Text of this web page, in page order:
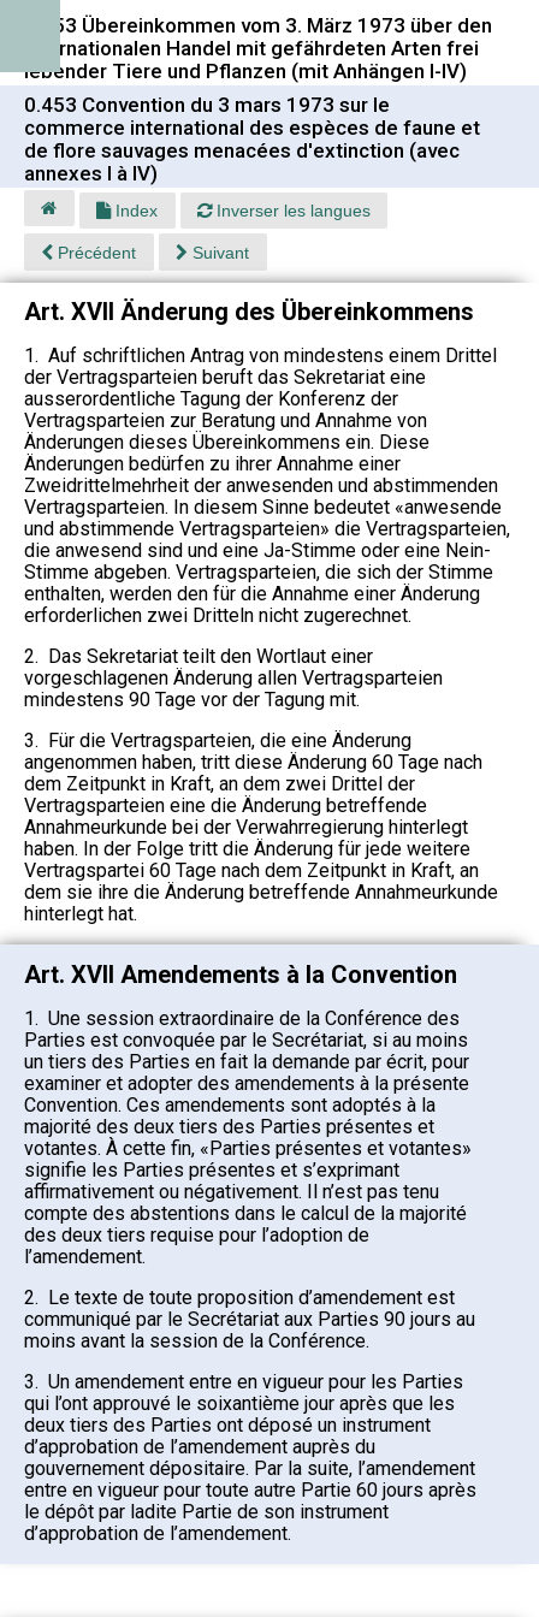
0.453 Übereinkommen vom 3. März 1973 über den
internationalen Handel mit gefährdeten Arten frei
lebender Tiere und Pflanzen (mit Anhängen I-IV)
0.453 Convention du 3 mars 1973 sur le
commerce international des espèces de faune et
de flore sauvages menacées d'extinction (avec
annexes I à IV)
Index Inverser les langues
Précédent Suivant
Art. XVII Änderung des Übereinkommens
1. Auf schriftlichen Antrag von mindestens einem Drittel
der Vertragsparteien beruft das Sekretariat eine
ausserordentliche Tagung der Konferenz der
Vertragsparteien zur Beratung und Annahme von
Änderungen dieses Übereinkommens ein. Diese
Änderungen bedürfen zu ihrer Annahme einer
Zweidrittelmehrheit der anwesenden und abstimmenden
Vertragsparteien. In diesem Sinne bedeutet «anwesende
und abstimmende Vertragsparteien» die Vertragsparteien,
die anwesend sind und eine Ja-Stimme oder eine Nein-
Stimme abgeben. Vertragsparteien, die sich der Stimme
enthalten, werden den für die Annahme einer Änderung
erforderlichen zwei Dritteln nicht zugerechnet.
2. Das Sekretariat teilt den Wortlaut einer
vorgeschlagenen Änderung allen Vertragsparteien
mindestens 90 Tage vor der Tagung mit.
3. Für die Vertragsparteien, die eine Änderung
angenommen haben, tritt diese Änderung 60 Tage nach
dem Zeitpunkt in Kraft, an dem zwei Drittel der
Vertragsparteien eine die Änderung betreffende
Annahmeurkunde bei der Verwahrregierung hinterlegt
haben. In der Folge tritt die Änderung für jede weitere
Vertragspartei 60 Tage nach dem Zeitpunkt in Kraft, an
dem sie ihre die Änderung betreffende Annahmeurkunde
hinterlegt hat.
Art. XVII Amendements à la Convention
1. Une session extraordinaire de la Conférence des
Parties est convoquée par le Secrétariat, si au moins
un tiers des Parties en fait la demande par écrit, pour
examiner et adopter des amendements à la présente
Convention. Ces amendements sont adoptés à la
majorité des deux tiers des Parties présentes et
votantes. À cette fin, «Parties présentes et votantes»
signifie les Parties présentes et s’exprimant
affirmativement ou négativement. Il n’est pas tenu
compte des abstentions dans le calcul de la majorité
des deux tiers requise pour l’adoption de
l’amendement.
2. Le texte de toute proposition d’amendement est
communiqué par le Secrétariat aux Parties 90 jours au
moins avant la session de la Conférence.
3. Un amendement entre en vigueur pour les Parties
qui l’ont approuvé le soixantième jour après que les
deux tiers des Parties ont déposé un instrument
d’approbation de l’amendement auprès du
gouvernement dépositaire. Par la suite, l’amendement
entre en vigueur pour toute autre Partie 60 jours après
le dépôt par ladite Partie de son instrument
d’approbation de l’amendement.